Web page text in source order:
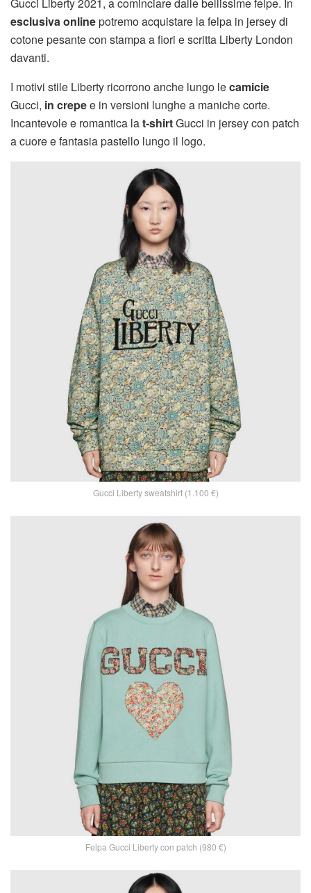
esclusiva onlinepotremo acquistare la felpa in jersey di
cotone pesante con stampa a fiori e scritta Liberty London
davanti.
I motivi stile Liberty ricorrono anche lungo lecamicie
Gucci, in crepee in versioni lunghe a maniche corte.
Incantevole e romantica lat-shirtGucci in jersey con patch
a cuore e fantasia pastello lungo il logo.
Gucci Liberty sweatshirt (1.100 €)
Felpa Gucci Liberty con patch (980 €)